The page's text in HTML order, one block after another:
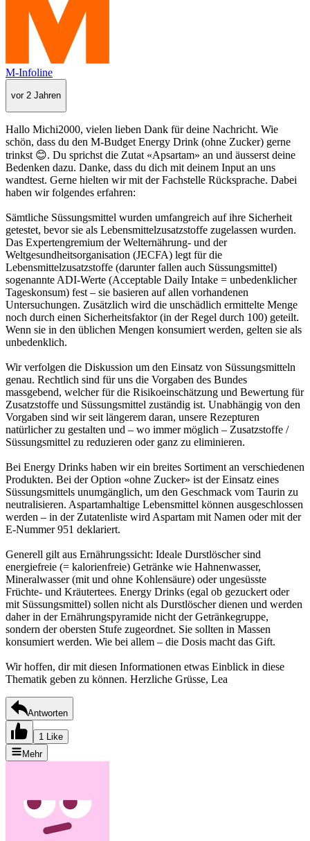
M-Infoline
vor 2 Jahren
Hallo Michi2000, vielen lieben Dank für deine Nachricht. Wie
schön, dass du den M-Budget Energy Drink (ohne Zucker) gerne
trinkst 😊. Du sprichst die Zutat «Apsartam» an und äusserst deine
Bedenken dazu. Danke, dass du dich mit deinem Input an uns
wandtest. Gerne hielten wir mit der Fachstelle Rücksprache. Dabei
haben wir folgendes erfahren:
Sämtliche Süssungsmittel wurden umfangreich auf ihre Sicherheit
getestet, bevor sie als Lebensmittelzusatzstoffe zugelassen wurden.
Das Expertengremium der Welternährung- und der
Weltgesundheitsorganisation (JECFA) legt für die
Lebensmittelzusatzstoffe (darunter fallen auch Süssungsmittel)
sogenannte ADI-Werte (Acceptable Daily Intake = unbedenklicher
Tageskonsum) fest – sie basieren auf allen vorhandenen
Untersuchungen. Zusätzlich wird die unschädlich ermittelte Menge
noch durch einen Sicherheitsfaktor (in der Regel durch 100) geteilt.
Wenn sie in den üblichen Mengen konsumiert werden, gelten sie als
unbedenklich.
Wir verfolgen die Diskussion um den Einsatz von Süssungsmitteln
genau. Rechtlich sind für uns die Vorgaben des Bundes
massgebend, welcher für die Risikoeinschätzung und Bewertung für
Zusatzstoffe und Süssungsmittel zuständig ist. Unabhängig von den
Vorgaben sind wir seit längerem daran, unsere Rezepturen
natürlicher zu gestalten und – wo immer möglich – Zusatzstoffe /
Süssungsmittel zu reduzieren oder ganz zu eliminieren.
Bei Energy Drinks haben wir ein breites Sortiment an verschiedenen
Produkten. Bei der Option «ohne Zucker» ist der Einsatz eines
Süssungsmittels unumgänglich, um den Geschmack vom Taurin zu
neutralisieren. Aspartamhaltige Lebensmittel können ausgeschlossen
werden – in der Zutatenliste wird Aspartam mit Namen oder mit der
E-Nummer 951 deklariert.
Generell gilt aus Ernährungssicht: Ideale Durstlöscher sind
energiefreie (= kalorienfreie) Getränke wie Hahnenwasser,
Mineralwasser (mit und ohne Kohlensäure) oder ungesüsste
Früchte- und Kräutertees. Energy Drinks (egal ob gezuckert oder
mit Süssungsmittel) sollen nicht als Durstlöscher dienen und werden
daher in der Ernährungspyramide nicht der Getränkegruppe,
sondern der obersten Stufe zugeordnet. Sie sollten in Massen
konsumiert werden. Wie bei allem – die Dosis macht das Gift.
Wir hoffen, dir mit diesen Informationen etwas Einblick in diese
Thematik geben zu können. Herzliche Grüsse, Lea
Antworten
1 Like
Mehr